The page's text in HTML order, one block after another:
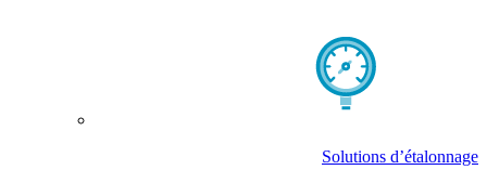
Solutions d’étalonnage